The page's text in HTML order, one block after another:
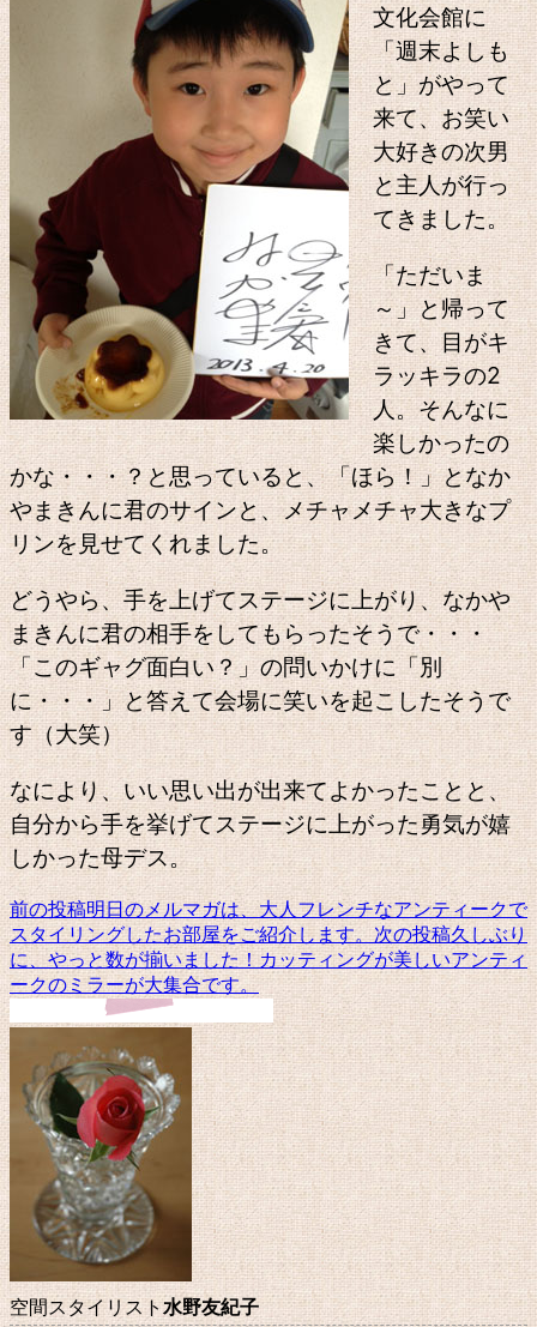
文化会館に
「週末よしも
と」がやって
来て、お笑い
大好きの次男
と主人が行っ
てきました。
「ただいま
～」と帰って
きて、目がキ
ラッキラの2
人。そんなに
楽しかったの
かな・・・？と思っていると、「ほら！」となか
やまきんに君のサインと、メチャメチャ大きなプ
リンを見せてくれました。
どうやら、手を上げてステージに上がり、なかや
まきんに君の相手をしてもらったそうで・・・
「このギャグ面白い？」の問いかけに「別
に・・・」と答えて会場に笑いを起こしたそうで
す（大笑）
なにより、いい思い出が出来てよかったことと、
自分から手を挙げてステージに上がった勇気が嬉
しかった母デス。
投
稿
ナ
ビ
ゲ
ー
シ
ン
前の投稿明日のメルマガは、大人フレンチなアンティークで
スタイリングしたお部屋をご紹介します。次の投稿久しぶり
に、やっと数が揃いました！カッティングが美しいアンティ
ークのミラーが大集合です。
空間スタイリスト水野友紀子